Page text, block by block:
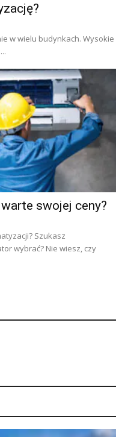
w wielu budynkach. Wysokie
swojej ceny?
Szukasz
wybrać? Nie wiesz, czy